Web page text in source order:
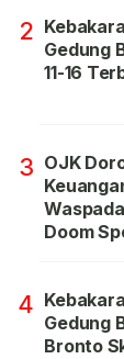
2
Gedung
11-16
3 OJK
Doom
4
Gedung
Bronto